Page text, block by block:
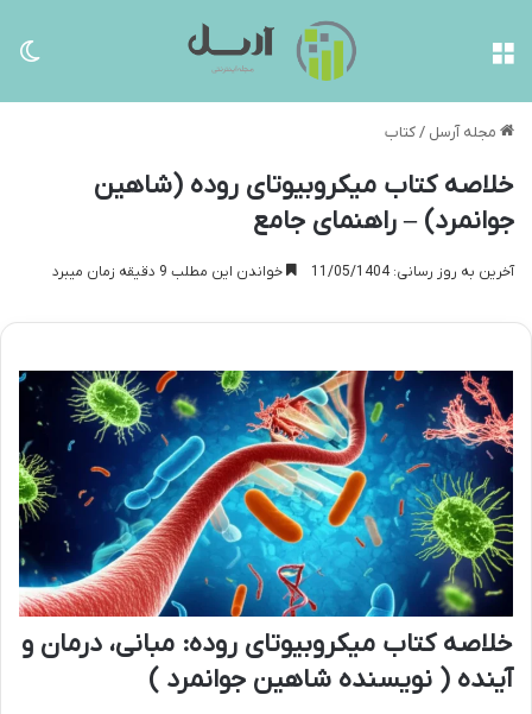
مجله آرسل /کتاب
خلاصه کتاب میکروبیوتای روده (شاهین
جوانمرد) – راهنمای جامع
آخرین به روز رسانی: 11/05/1404 خواندن این مطلب 9 دقیقه زمان میبرد
خلاصه کتاب میکروبیوتای روده: مبانی، درمان و
آینده ( نویسنده شاهین جوانمرد )